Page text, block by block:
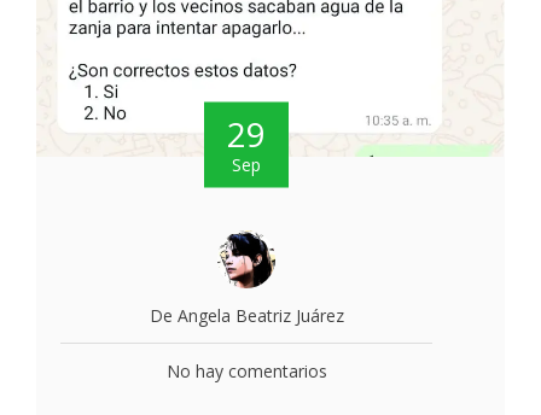
29
Sep
De Angela Beatriz Juárez
No hay comentarios